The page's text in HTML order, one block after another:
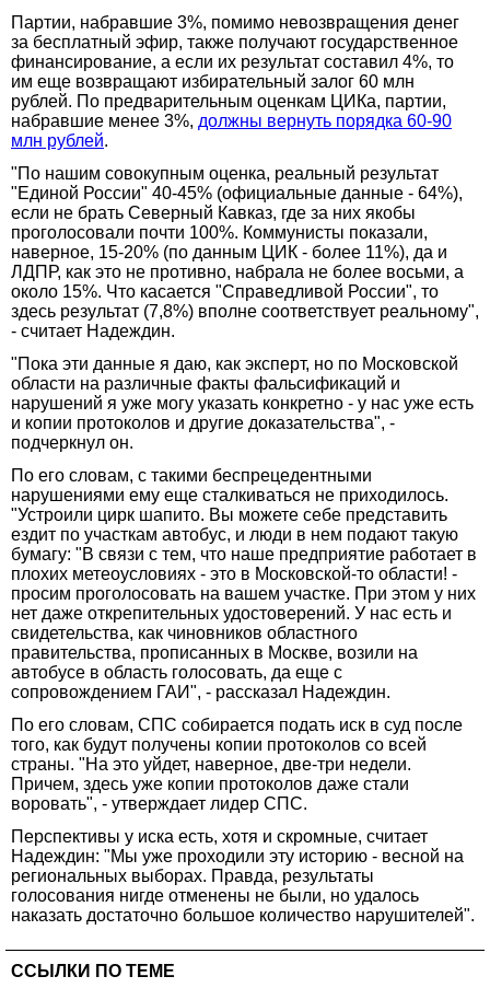
Партии, набравшие 3%, помимо невозвращения денег
за бесплатный эфир, также получают государственное
финансирование, а если их результат составил 4%, то
им еще возвращают избирательный залог 60 млн
рублей. По предварительным оценкам ЦИКа, партии,
набравшие менее 3%, должны вернуть порядка 60-90
млн рублей.
"По нашим совокупным оценка, реальный результат
"Единой России" 40-45% (официальные данные - 64%),
если не брать Северный Кавказ, где за них якобы
проголосовали почти 100%. Коммунисты показали,
наверное, 15-20% (по данным ЦИК - более 11%), да и
ЛДПР, как это не противно, набрала не более восьми, а
около 15%. Что касается "Справедливой России", то
здесь результат (7,8%) вполне соответствует реальному",
- считает Надеждин.
"Пока эти данные я даю, как эксперт, но по Московской
области на различные факты фальсификаций и
нарушений я уже могу указать конкретно - у нас уже есть
и копии протоколов и другие доказательства", -
подчеркнул он.
По его словам, с такими беспрецедентными
нарушениями ему еще сталкиваться не приходилось.
"Устроили цирк шапито. Вы можете себе представить
ездит по участкам автобус, и люди в нем подают такую
бумагу: "В связи с тем, что наше предприятие работает в
плохих метеоусловиях - это в Московской-то области! -
просим проголосовать на вашем участке. При этом у них
нет даже открепительных удостоверений. У нас есть и
свидетельства, как чиновников областного
правительства, прописанных в Москве, возили на
автобусе в область голосовать, да еще с
сопровождением ГАИ", - рассказал Надеждин.
По его словам, СПС собирается подать иск в суд после
того, как будут получены копии протоколов со всей
страны. "На это уйдет, наверное, две-три недели.
Причем, здесь уже копии протоколов даже стали
воровать", - утверждает лидер СПС.
Перспективы у иска есть, хотя и скромные, считает
Надеждин: "Мы уже проходили эту историю - весной на
региональных выборах. Правда, результаты
голосования нигде отменены не были, но удалось
наказать достаточно большое количество нарушителей".
ССЫЛКИ ПО ТЕМЕ